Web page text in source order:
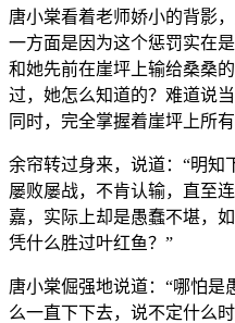
唐小棠看着老师娇小的背影
一方面是因为这个惩罚实在
和她先前在崖坪上输给桑桑
过，她怎么知道的？难道说
同时，完全掌握着崖坪上所有
余帘转过身来，说道：“明知
屡败屡战，不肯认输，直至
嘉，实际上却是愚蠢不堪，
凭什么胜过叶红鱼？”
唐小棠倔强地说道：“哪怕是
么一直下下去，说不定什么